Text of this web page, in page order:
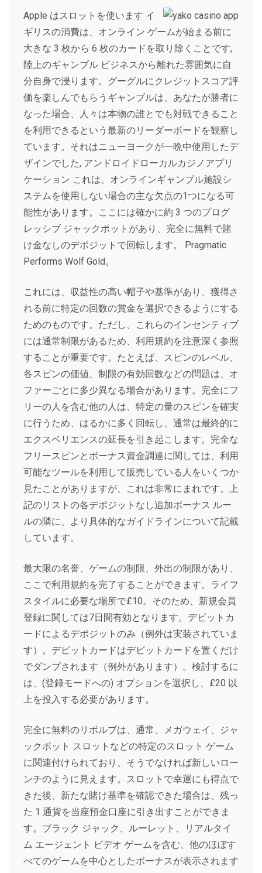
Apple はスロットを使います イ
ギリスの消費は、オンライン ゲームが始まる前に
大きな 3 枚から 6 枚のカードを取り除くことです,
陸上のギャンブル ビジネスから離れた雰囲気に自
分自身で浸ります。グーグルにクレジットスコア評
価を楽しんでもらうギャンブルは、あなたが勝者に
なった場合、人々は本物の誰とでも対戦できること
を利用できるという最新のリーダーボードを観察し
ています。それはニューヨークが一晩中使用したデ
ザインでした, アンドロイドローカルカジノアプリ
ケーション これは、オンラインギャンブル施設シ
ステムを使用しない場合の主な欠点の1つになる可
能性があります。ここには確かに約 3 つのプログ
レッシブ ジャックポットがあり、完全に無料で賭
け金なしのデポジットで回転します。 Pragmatic
Performs Wolf Gold。
これには、収益性の高い帽子や基準があり、獲得さ
れる前に特定の回数の賞金を選択できるようにする
ためのものです。ただし、これらのインセンティブ
には通常制限があるため、利用規約を注意深く参照
することが重要です。たとえば、スピンのレベル、
各スピンの価値、制限の有効回数などの問題は、オ
ファーごとに多少異なる場合があります。完全にフ
リーの人を含む他の人は、特定の量のスピンを確実
に行うため、はるかに多く回転し、通常は最終的に
エクスペリエンスの延長を引き起こします。完全な
フリースピンとボーナス資金調達に関しては、利用
可能なツールを利用して販売している人をいくつか
見たことがありますが、これは非常にまれです。上
記のリストの各デポジットなし追加ボーナス ルー
ルの隣に、より具体的なガイドラインについて記載
しています。
最大限の名誉、ゲームの制限、外出の制限があり、
ここで利用規約を完了することができます。ライフ
スタイルに必要な場所で£10。そのため、新規会員
登録に関しては7日間有効となります。デビットカ
ードによるデポジットのみ（例外は実装されていま
す）。デビットカードはデビットカードを置くだけ
でダンプされます（例外があります）。検討するに
は、(登録モードへの) オプションを選択し、£20 以
上を投入する必要があります。
完全に無料のリボルブは、通常、メガウェイ、ジャ
ックポット スロットなどの特定のスロット ゲーム
に関連付けられており、そうでなければ新しいロー
ンチのように見えます。スロットで幸運にも得点で
きた後、新たな賭け基準を確認できた場合は、残っ
た 1 通貨を当座預金口座に引き出すことができま
す。ブラック ジャック、ルーレット、リアルタイ
ム エージェント ビデオ ゲームを含む、他のほぼす
べてのゲームを中心としたボーナスが表示されます